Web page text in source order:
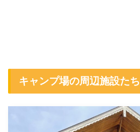
キャンプ場の周辺施設たち